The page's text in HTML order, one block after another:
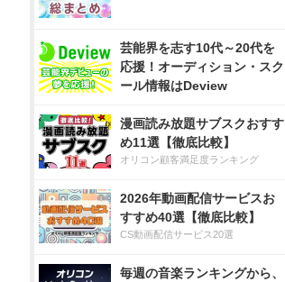
芸能界を志す10代～20代を
応援！オーディション・スク
ール情報はDeview
漫画読み放題サブスクおすす
め11選【徹底比較】
オリコン顧客満足度ランキング
2026年動画配信サービスお
すすめ40選【徹底比較】
CS動画配信サービス20選
毎週の音楽ランキングから、